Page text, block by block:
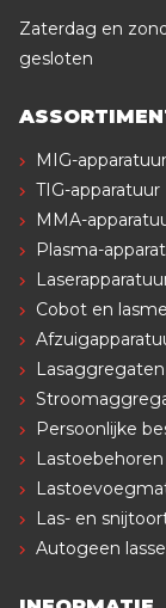
Zaterdag en
gesloten
MIG-apparatuur
TIG-apparatuur
MMA-
Plasma-
Cobot en
Lasaggregaten
Persoonlijke
Lastoebehoren
Las- en
Autogeen